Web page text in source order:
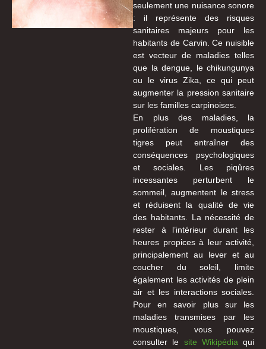
seulement une nuisance sonore
: il représente des risques
sanitaires majeurs pour les
habitants de Carvin. Ce nuisible
est vecteur de maladies telles
que la dengue, le chikungunya
ou le virus Zika, ce qui peut
augmenter la pression sanitaire
sur les familles carpinoises.
En plus des maladies, la
prolifération de moustiques
tigres peut entraîner des
conséquences psychologiques
et sociales. Les piqûres
incessantes perturbent le
sommeil, augmentent le stress
et réduisent la qualité de vie
des habitants. La nécessité de
rester à l’intérieur durant les
heures propices à leur activité,
principalement au lever et au
coucher du soleil, limite
également les activités de plein
air et les interactions sociales.
Pour en savoir plus sur les
maladies transmises par les
moustiques, vous pouvez
consulter le site Wikipédiaqui